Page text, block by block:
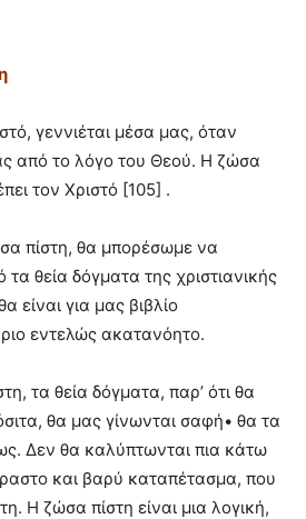
γεννιέται μέσα μας, όταν
από το λόγο του Θεού. Η ζώσα
τον Χριστό [105] .
πίστη, θα μπορέσωμε να
θεία δόγματα της χριστιανικής
είναι για μας βιβλίο
εντελώς ακατανόητο.
τα θεία δόγματα, παρ’ ότι θα
θα μας γίνωνται σαφή• θα τα
Δεν θα καλύπτωνται πια κάτω
και βαρύ καταπέτασμα, που
Η ζώσα πίστη είναι μια λογική,